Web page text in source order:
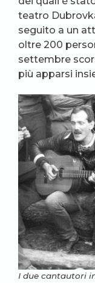
teatro
seguito a un
oltre 200
settembre
più apparsi
I due cantautori